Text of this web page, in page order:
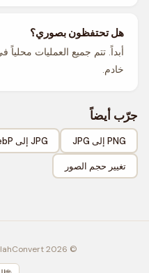
هل تحتفظون بصوري؟
أبداً. تتم جميع العمليات
خادم.
جرّب أيضاً
PNG إلى JPG JPG إلى WebP
تغيير حجم الصور
© 2026 RelahConvert. جميع الحقوق محفوظة.